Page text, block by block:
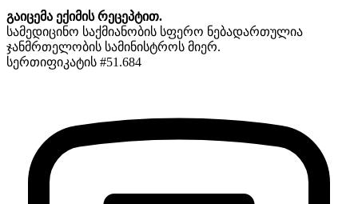
გაიცემა ექიმის რეცეპტით.
სამედიცინო საქმიანობის სფერო ნებადართულია
ჯანმრთელობის სამინისტროს მიერ.
სერთიფიკატის #51.684